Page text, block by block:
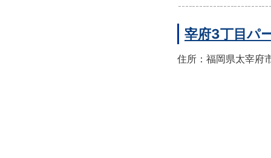
宰府3丁目パ
住所：福岡県太宰府